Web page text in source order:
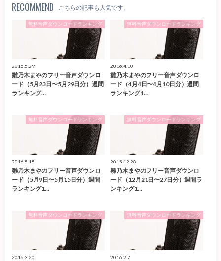
RECOMMEND こちらの記事も人気です。
無料音声ダウンロードランキング
2016.5.29
雛乃木まやのフリー音声ダウンロ
ード（5月23日〜5月29日分）週間
ランキング…
無料音声ダウンロードランキング
2016.4.10
雛乃木まやのフリー音声ダウンロ
ード（4月4日〜4月10日分）週間
ランキング1…
無料音声ダウンロードランキング
2016.5.15
雛乃木まやのフリー音声ダウンロ
ード（5月9日〜5月15日分）週間
ランキング1…
無料音声ダウンロードランキング
2015.12.28
雛乃木まやのフリー音声ダウンロ
ード（12月21日〜27日分）週間ラ
ンキング1…
無料音声ダウンロードランキング
2016.3.20
無料音声ダウンロードランキング
2016.2.7